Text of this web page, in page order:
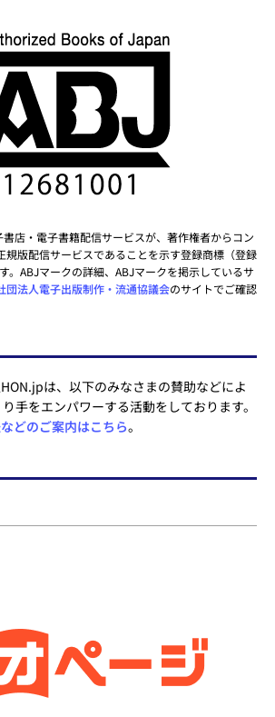
店・電子書籍配信サービスが、著作権者からコン
規版配信サービスであることを示す登録商標（登録
。ABJマークの詳細、ABJマークを掲示しているサ
団法人電子出版制作・流通協議会のサイトでご確認
は、以下のみなさまの賛助などによ
手をエンパワーする活動をしております。
どのご案内はこちら。